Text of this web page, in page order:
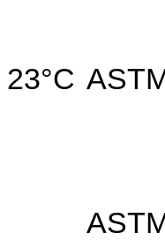
23°C